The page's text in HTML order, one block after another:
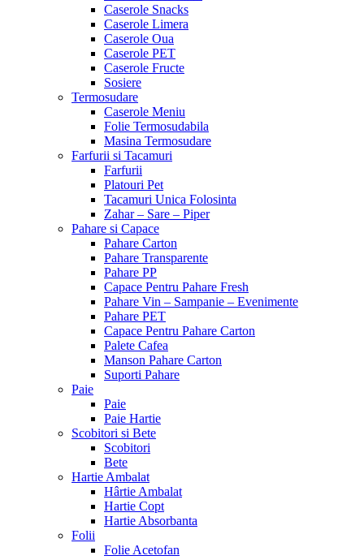
Caserole Snacks
Caserole Limera
Caserole Oua
Caserole PET
Caserole Fructe
Sosiere
Termosudare
Caserole Meniu
Folie Termosudabila
Masina Termosudare
Farfurii si Tacamuri
Farfurii
Platouri Pet
Tacamuri Unica Folosinta
Zahar – Sare – Piper
Pahare si Capace
Pahare Carton
Pahare Transparente
Pahare PP
Capace Pentru Pahare Fresh
Pahare Vin – Sampanie – Evenimente
Pahare PET
Capace Pentru Pahare Carton
Palete Cafea
Manson Pahare Carton
Suporti Pahare
Paie
Paie
Paie Hartie
Scobitori si Bete
Scobitori
Bete
Hartie Ambalat
Hârtie Ambalat
Hartie Copt
Hartie Absorbanta
Folii
Folie Acetofan